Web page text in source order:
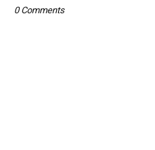
0 Comments